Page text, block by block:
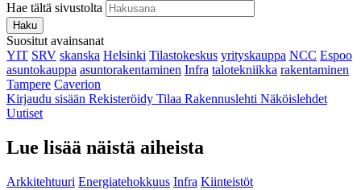
Hae tältä sivustolta
Haku
Suositut avainsanat
YIT SRV skanska Helsinki Tilastokeskus yrityskauppa NCC Espoo
asuntokauppa asuntorakentaminen Infra talotekniikka rakentaminen
Tampere Caverion
Kirjaudu sisään Rekisteröidy Tilaa Rakennuslehti Näköislehdet
Uutiset
Lue lisää näistä aiheista
Arkkitehtuuri Energiatehokkuus Infra Kiinteistöt